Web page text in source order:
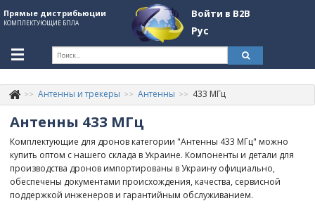
Прямые дистрибьюции
КОМПЛЕКТУЮЩИЕ БПЛА
Войти в B2B
Рус
+380507774092 Контакты
About Company
Обзоры
Антенны и трекеры Антенны 433 МГц
Антенны 433 МГц
Комплектующие для дронов категории "Антенны 433 МГц" можно
купить оптом с нашего склада в Украине. Компоненты и детали для
производства дронов импортированы в Украину официально,
обеспечены документами происхождения, качества, сервисной
поддержкой инженеров и гарантийным обслуживанием.